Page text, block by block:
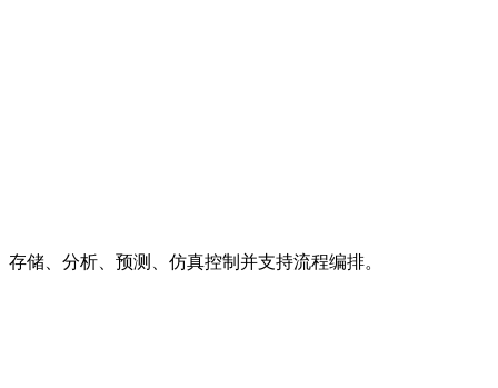
储、分析、预测、仿真控制并支持流程编排。